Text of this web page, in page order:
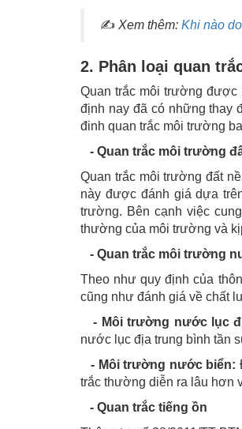
✍ Xem thêm: Khi nào
2. Phân loại quan
Quan trắc môi trường được
định nay đã có những thay
đinh quan trắc môi trường
- Quan trắc môi trường
Quan trắc môi trường đất
này được đánh giá dựa
trường. Bên cạnh việc
thường của môi trường và
- Quan trắc môi trường
Theo như quy định của
cũng như đánh giá về chất
- Môi trường nước lục
nước lục địa trung bình tần
- Môi trường nước biển:
trắc thường diễn ra lâu hơn
- Quan trắc tiếng ồn